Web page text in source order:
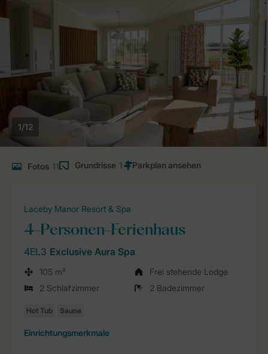
1/12
Fotos 11 Grundrisse 1
Laceby Manor Resort & Spa
4-Personen-Ferienhaus
4EL3 Exclusive Aura Spa
105 m²
Frei stehende Lodge
2 Schlafzimmer
2 Badezimmer
Einrichtungsmerkmale